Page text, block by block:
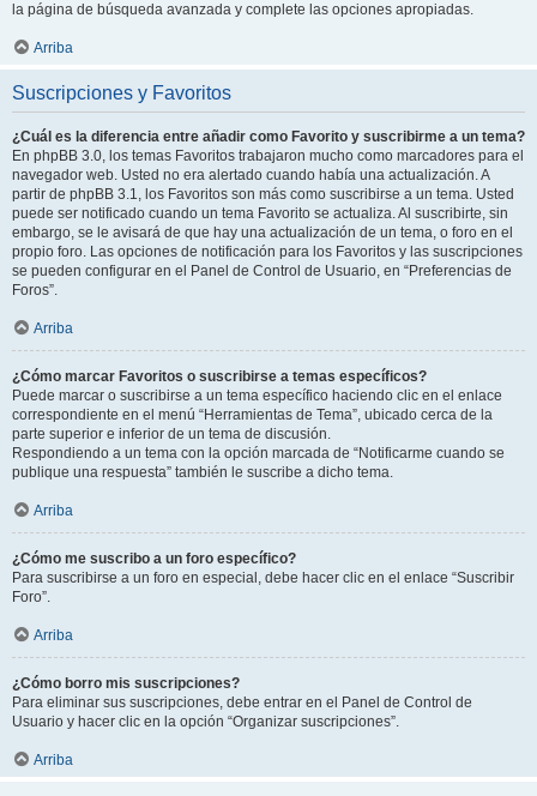
la página de búsqueda avanzada y complete las opciones apropiadas.
Arriba
Suscripciones y Favoritos
¿Cuál es la diferencia entre añadir como Favorito y suscribirme a un tema?
En phpBB 3.0, los temas Favoritos trabajaron mucho como marcadores para el
navegador web. Usted no era alertado cuando había una actualización. A
partir de phpBB 3.1, los Favoritos son más como suscribirse a un tema. Usted
puede ser notificado cuando un tema Favorito se actualiza. Al suscribirte, sin
embargo, se le avisará de que hay una actualización de un tema, o foro en el
propio foro. Las opciones de notificación para los Favoritos y las suscripciones
se pueden configurar en el Panel de Control de Usuario, en “Preferencias de
Foros”.
Arriba
¿Cómo marcar Favoritos o suscribirse a temas específicos?
Puede marcar o suscribirse a un tema específico haciendo clic en el enlace
correspondiente en el menú “Herramientas de Tema”, ubicado cerca de la
parte superior e inferior de un tema de discusión.
Respondiendo a un tema con la opción marcada de “Notificarme cuando se
publique una respuesta” también le suscribe a dicho tema.
Arriba
¿Cómo me suscribo a un foro específico?
Para suscribirse a un foro en especial, debe hacer clic en el enlace “Suscribir
Foro”.
Arriba
¿Cómo borro mis suscripciones?
Para eliminar sus suscripciones, debe entrar en el Panel de Control de
Usuario y hacer clic en la opción “Organizar suscripciones”.
Arriba